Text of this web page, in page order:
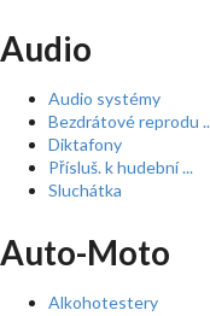
Audio
Audio systémy
Bezdrátové reprodu
Diktafony
Přísluš. k hudební ...
Sluchátka
Auto-Moto
Alkohotestery